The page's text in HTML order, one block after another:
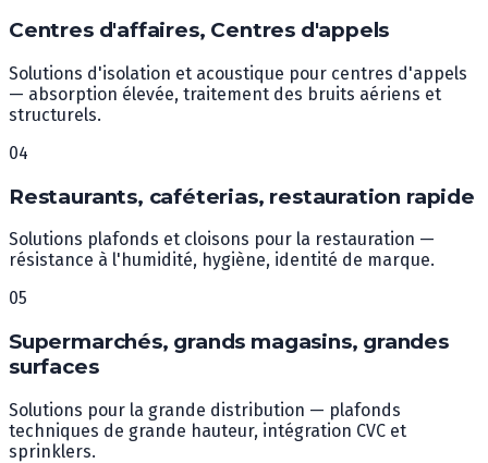
Centres d'affaires, Centres d'appels
Solutions d'isolation et acoustique pour centres d'appels
— absorption élevée, traitement des bruits aériens et
structurels.
04
Restaurants, caféterias, restauration rapide
Solutions plafonds et cloisons pour la restauration —
résistance à l'humidité, hygiène, identité de marque.
05
Supermarchés, grands magasins, grandes
surfaces
Solutions pour la grande distribution — plafonds
techniques de grande hauteur, intégration CVC et
sprinklers.